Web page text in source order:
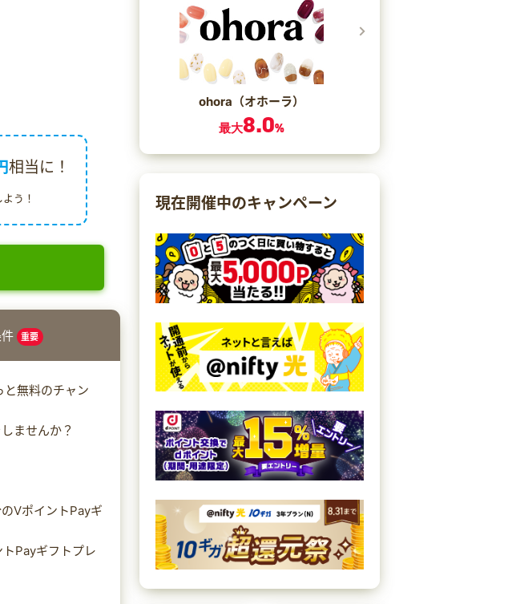
相当に！
よう！
重要
無料のチャン
ませんか？
VポイントPayギ
Payギフトプレ
ohora（オホーラ）
最大8.0%
現在開催中のキャンペーン